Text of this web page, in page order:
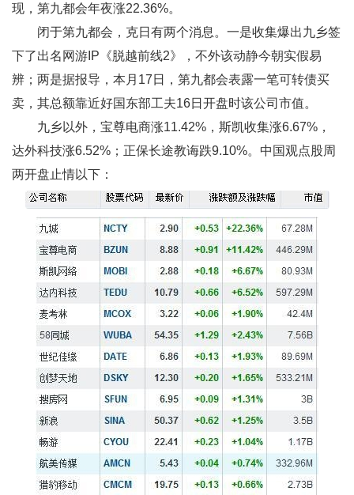
现， 第九都会年夜涨22.36%。
闭于第九都会，克日有两个消息。一是收集爆出九乡签
下了出名网游IP《脱越前线2》，不外该动静今朝实假易
辨；两是据报导，本月17日，第九都会表露一笔可转债买
卖，其总额靠近好国东部工夫16日开盘时该公司市值。
九乡以外，宝尊电商涨11.42%， 斯凯收集涨6.67%，
达外科技涨6.52%；正保长途教诲跌9.10%。中国观点股周
两开盘止情以下：